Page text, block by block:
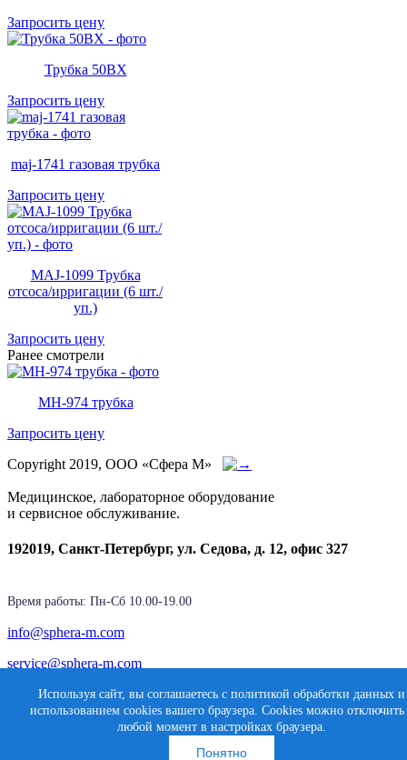
Используя сайт, вы соглашаетесь с политикой обработки данных и
использованием cookies вашего браузера. Cookies можно отключить
любой момент в настройках браузера.
Понятно
Запросить цену
Трубка 50BX
Запросить цену
maj-1741 газовая трубка
Запросить цену
MAJ-1099 Трубка
отсоса/ирригации (6 шт./
уп.)
Запросить цену
Ранее смотрели
MH-974 трубка
Запросить цену
Copyright 2019, ООО «Сфера М»
Медицинское, лабораторное оборудование
и сервисное обслуживание.
192019, Санкт-Петербург, ул. Седова, д. 12, офис 327
Время работы: Пн-Cб 10.00-19.00
info@sphera-m.com
service@sphera-m.com
Создание сайта